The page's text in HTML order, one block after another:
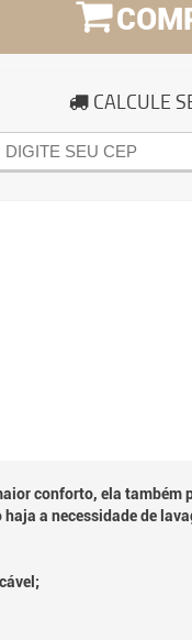
CALCULE
conforto, ela
a necessidade de